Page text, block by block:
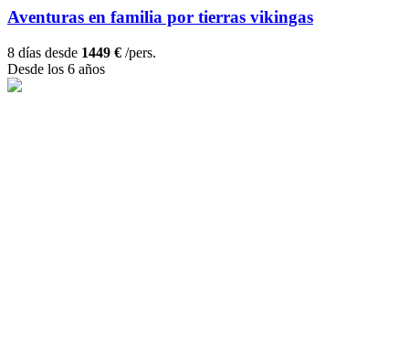
Aventuras en familia por tierras vikingas
8 días desde 1449 € /pers.
Desde los 6 años